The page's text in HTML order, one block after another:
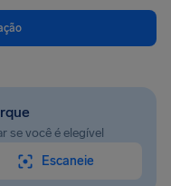
se você é elegível
Escaneie